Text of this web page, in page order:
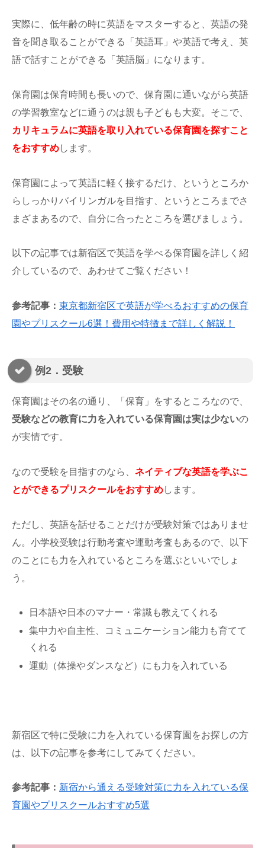
実際に、低年齢の時に英語をマスターすると、英語の発
音を聞き取ることができる「英語耳」や英語で考え、英
語で話すことができる「英語脳」になります。
保育園は保育時間も長いので、保育園に通いながら英語
の学習教室などに通うのは親も子どもも大変。そこで、
カリキュラムに英語を取り入れている保育園を探すこと
をおすすめします。
保育園によって英語に軽く接するだけ、というところか
らしっかりバイリンガルを目指す、というところまでさ
まざまあるので、自分に合ったところを選びましょう。
以下の記事では新宿区で英語を学べる保育園を詳しく紹
介しているので、あわせてご覧ください！
参考記事： 東京都新宿区で英語が学べるおすすめの保育
園やプリスクール6選！費用や特徴まで詳しく解説！
例2．受験
保育園はその名の通り、「保育」をするところなので、
受験などの教育に力を入れている保育園は実は少ないの
が実情です。
なので受験を目指すのなら、 ネイティブな英語を学ぶこ
とができるプリスクールをおすすめします。
ただし、英語を話せることだけが受験対策ではありませ
ん。小学校受験は行動考査や運動考査もあるので、以下
のことにも力を入れているところを選ぶといいでしょ
う。
日本語や日本のマナー・常識も教えてくれる
集中力や自主性、コミュニケーション能力も育てて
くれる
運動（体操やダンスなど）にも力を入れている
新宿区で特に受験に力を入れている保育園をお探しの方
は、以下の記事を参考にしてみてください。
参考記事： 新宿から通える受験対策に力を入れている保
育園やプリスクールおすすめ5選